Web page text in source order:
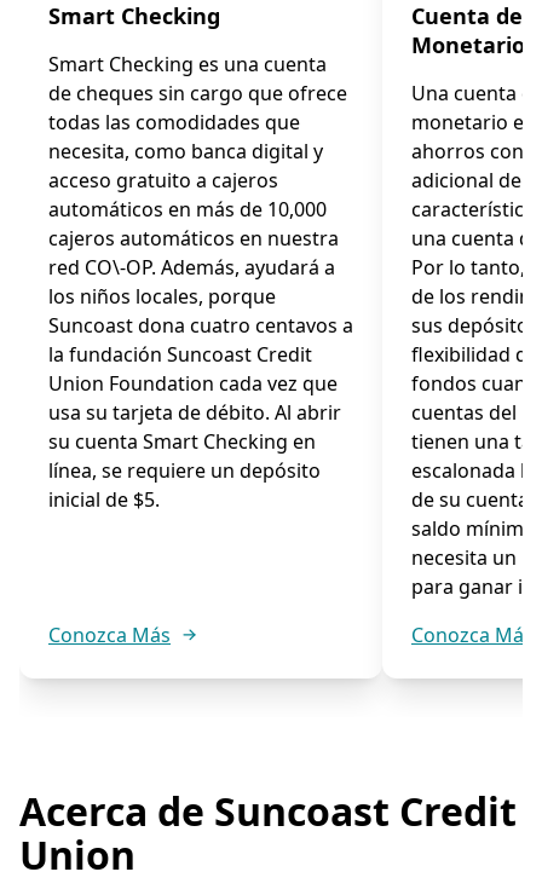
Smart Checking
Smart Checking es una cuenta
de cheques sin cargo que ofrece
todas las comodidades que
necesita, como banca digital y
acceso gratuito a cajeros
automáticos en más de 10,000
cajeros automáticos en nuestra
red CO\-OP. Además, ayudará a
los niños locales, porque
Suncoast dona cuatro centavos a
la fundación Suncoast Credit
Union Foundation cada vez que
usa su tarjeta de débito. Al abrir
su cuenta Smart Checking en
línea, se requiere un depósito
inicial de $5.
Conozca Más
Cuenta de
Monetario
Una cuenta
monetario es
ahorros con
adicional de
una cuenta
Por lo tanto,
de los
sus
flexibilidad
fondos
cuentas del
tienen una
escalonada
de su cuenta.
saldo
necesita un
para ganar
Conozca Más
Acerca de Suncoast Credit
Union